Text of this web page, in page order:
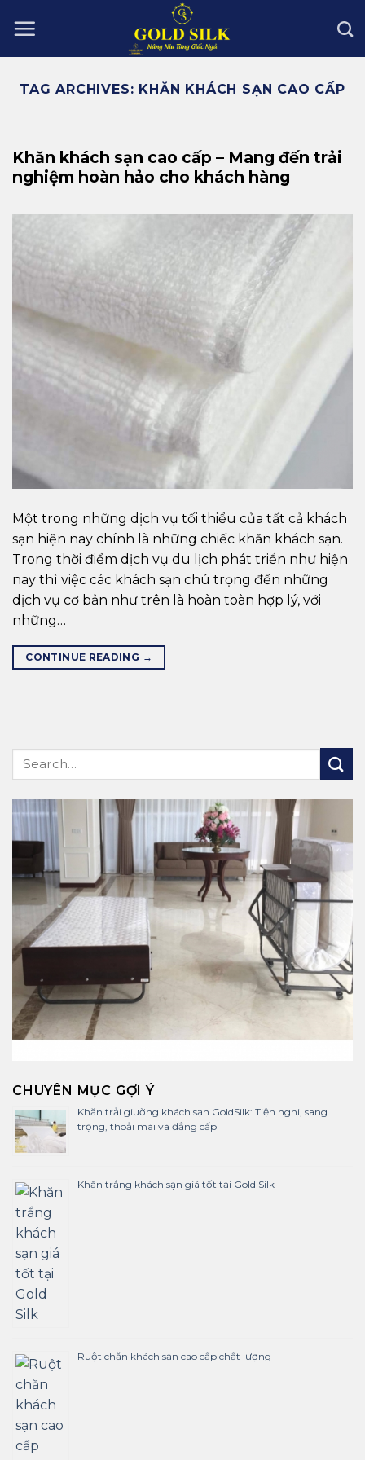
TAG ARCHIVES: KHĂN KHÁCH SẠN CAO CẤP
Khăn khách sạn cao cấp – Mang đến trải
nghiệm hoàn hảo cho khách hàng
Một trong những dịch vụ tối thiểu của tất cả khách
sạn hiện nay chính là những chiếc khăn khách sạn.
Trong thời điểm dịch vụ du lịch phát triển như hiện
nay thì việc các khách sạn chú trọng đến những
dịch vụ cơ bản như trên là hoàn toàn hợp lý, với
những…
CONTINUE READING →
CHUYÊN MỤC GỢI Ý
Khăn trải giường khách sạn GoldSilk: Tiện nghi, sang
trọng, thoải mái và đẳng cấp
Khăn trắng khách sạn giá tốt tại Gold Silk
Ruột chăn khách sạn cao cấp chất lượng